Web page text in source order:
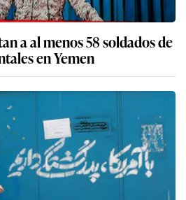
a al menos 58 soldados de
en Yemen